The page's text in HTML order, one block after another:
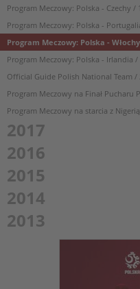
Program Meczowy: Polska - Czechy /
Program Meczowy: Polska -
Program Meczowy: Polska -
Program Meczowy: Polska - Irlandia /
Official Guide Polish National Team /
Program Meczowy na Finał Pucharu
Program Meczowy na starcia z
2017
2016
2015
2014
2013